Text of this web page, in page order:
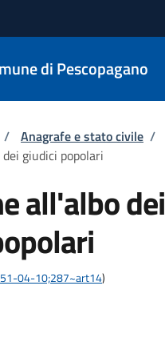
di Pescopagano
pane
/ Anagrafe e stato civile /
giudici popolari
all'albo dei
04-10;287~art14)